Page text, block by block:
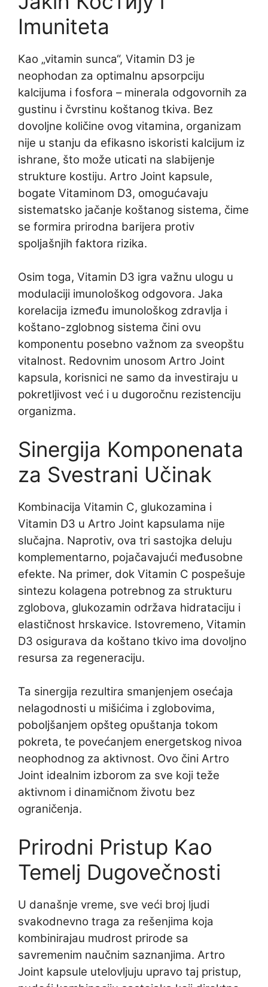
Imuniteta
Kao „vitamin sunca“, Vitamin D3 je
neophodan za optimalnu apsorpciju
kalcijuma i fosfora – minerala odgovornih za
gustinu i čvrstinu koštanog tkiva. Bez
dovoljne količine ovog vitamina, organizam
nije u stanju da efikasno iskoristi kalcijum iz
ishrane, što može uticati na slabijenje
strukture kostiju. Artro Joint kapsule,
bogate Vitaminom D3, omogućavaju
sistematsko jačanje koštanog sistema, čime
se formira prirodna barijera protiv
spoljašnjih faktora rizika.
Osim toga, Vitamin D3 igra važnu ulogu u
modulaciji imunološkog odgovora. Jaka
korelacija između imunološkog zdravlja i
koštano-zglobnog sistema čini ovu
komponentu posebno važnom za sveopštu
vitalnost. Redovnim unosom Artro Joint
kapsula, korisnici ne samo da investiraju u
pokretljivost već i u dugoročnu rezistenciju
organizma.
Sinergija Komponenata
za Svestrani Učinak
Kombinacija Vitamin C, glukozamina i
Vitamin D3 u Artro Joint kapsulama nije
slučajna. Naprotiv, ova tri sastojka deluju
komplementarno, pojačavajući međusobne
efekte. Na primer, dok Vitamin C pospešuje
sintezu kolagena potrebnog za strukturu
zglobova, glukozamin održava hidrataciju i
elastičnost hrskavice. Istovremeno, Vitamin
D3 osigurava da koštano tkivo ima dovoljno
resursa za regeneraciju.
Ta sinergija rezultira smanjenjem osećaja
nelagodnosti u mišićima i zglobovima,
poboljšanjem opšteg opuštanja tokom
pokreta, te povećanjem energetskog nivoa
neophodnog za aktivnost. Ovo čini Artro
Joint idealnim izborom za sve koji teže
aktivnom i dinamičnom životu bez
ograničenja.
Prirodni Pristup Kao
Temelj Dugovečnosti
U današnje vreme, sve veći broj ljudi
svakodnevno traga za rešenjima koja
kombinirajau mudrost prirode sa
savremenim naučnim saznanjima. Artro
Joint kapsule utelovljuju upravo taj pristup,